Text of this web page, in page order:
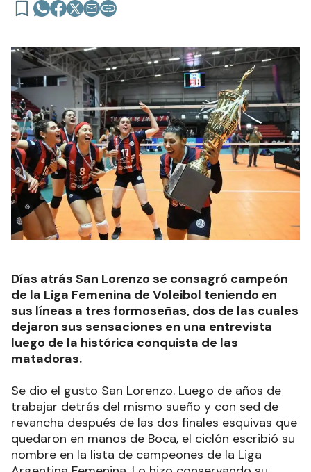
Días atrás San Lorenzo se consagró campeón
de la Liga Femenina de Voleibol teniendo en
sus líneas a tres formoseñas, dos de las cuales
dejaron sus sensaciones en una entrevista
luego de la histórica conquista de las
matadoras.
Se dio el gusto San Lorenzo. Luego de años de
trabajar detrás del mismo sueño y con sed de
revancha después de las dos finales esquivas que
quedaron en manos de Boca, el ciclón escribió su
nombre en la lista de campeones de la Liga